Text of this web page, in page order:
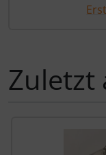
Zuletzt